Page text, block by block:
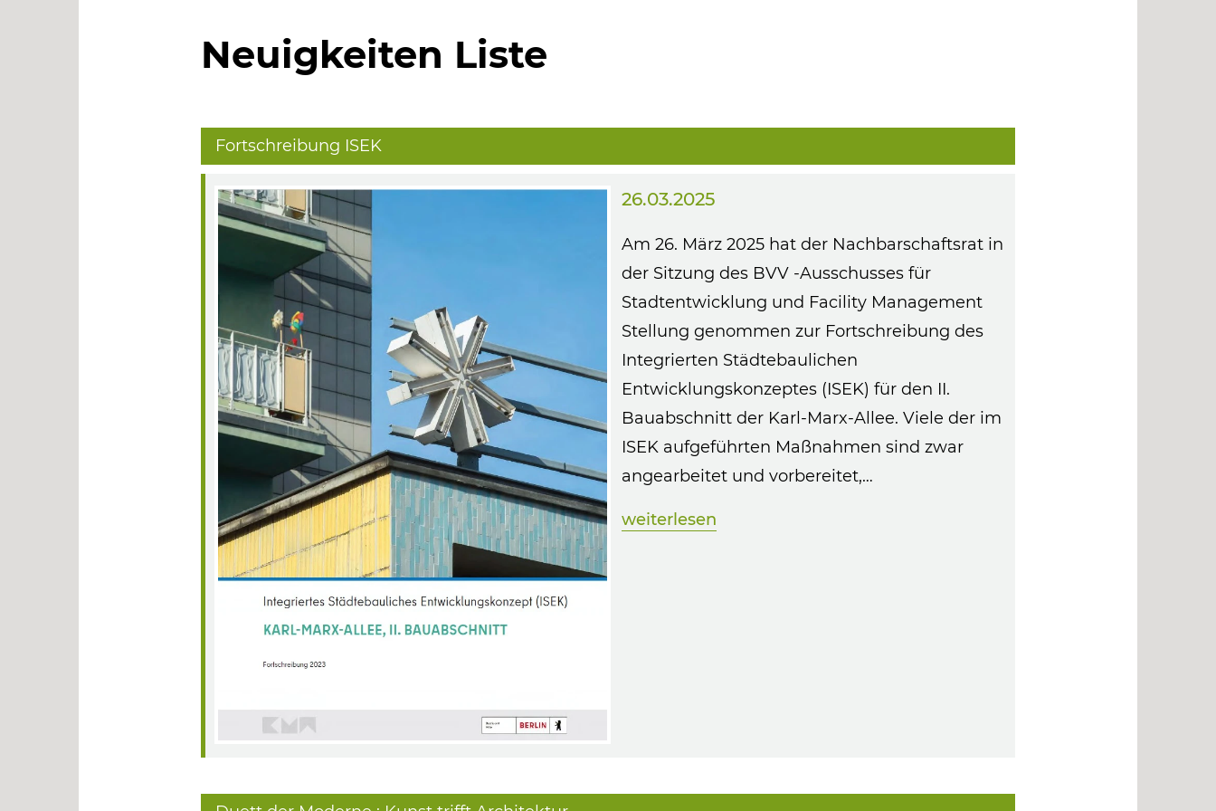
Neuigkeiten Liste
Fortschreibung ISEK
26.03.2025
Am 26. März 2025 hat der Nachbarschaftsrat in
der Sitzung des BVV -Ausschusses für
Stadtentwicklung und Facility Management
Stellung genommen zur Fortschreibung des
Integrierten Städtebaulichen
Entwicklungskonzeptes (ISEK) für den II.
Bauabschnitt der Karl-Marx-Allee. Viele der im
ISEK aufgeführten Maßnahmen sind zwar
angearbeitet und vorbereitet,…
weiterlesen